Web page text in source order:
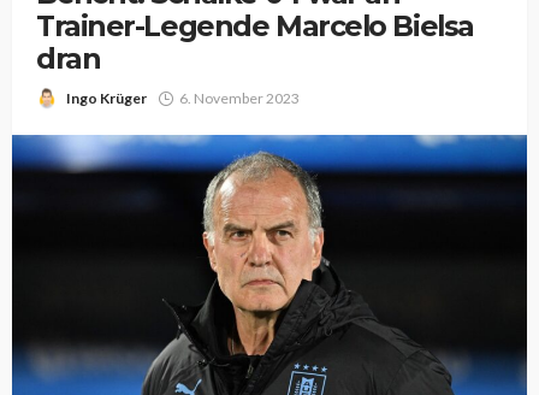
Trainer-Legende Marcelo Bielsa
dran
Ingo Krüger 6. November 2023